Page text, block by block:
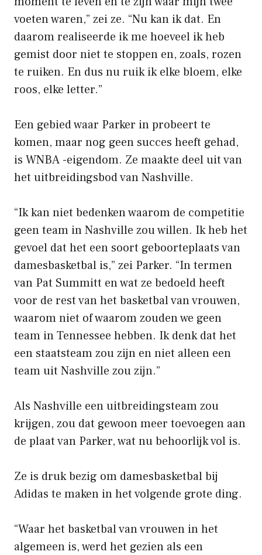
voeten waren,” zei ze. “Nu kan ik dat. En
daarom realiseerde ik me hoeveel ik heb
gemist door niet te stoppen en, zoals, rozen
te ruiken. En dus nu ruik ik elke bloem, elke
roos, elke letter.”
Een gebied waar Parker in probeert te
komen, maar nog geen succes heeft gehad,
is WNBA -eigendom. Ze maakte deel uit van
het uitbreidingsbod van Nashville.
“Ik kan niet bedenken waarom de competitie
geen team in Nashville zou willen. Ik heb het
gevoel dat het een soort geboorteplaats van
damesbasketbal is,” zei Parker. “In termen
van Pat Summitt en wat ze bedoeld heeft
voor de rest van het basketbal van vrouwen,
waarom niet of waarom zouden we geen
team in Tennessee hebben. Ik denk dat het
een staatsteam zou zijn en niet alleen een
team uit Nashville zou zijn.”
Als Nashville een uitbreidingsteam zou
krijgen, zou dat gewoon meer toevoegen aan
de plaat van Parker, wat nu behoorlijk vol is.
Ze is druk bezig om damesbasketbal bij
Adidas te maken in het volgende grote ding.
“Waar het basketbal van vrouwen in het
algemeen is, werd het gezien als een